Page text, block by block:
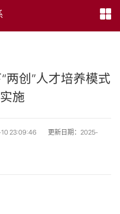
两创”人才培养模式
施
23:09:46
更新日期：2025-